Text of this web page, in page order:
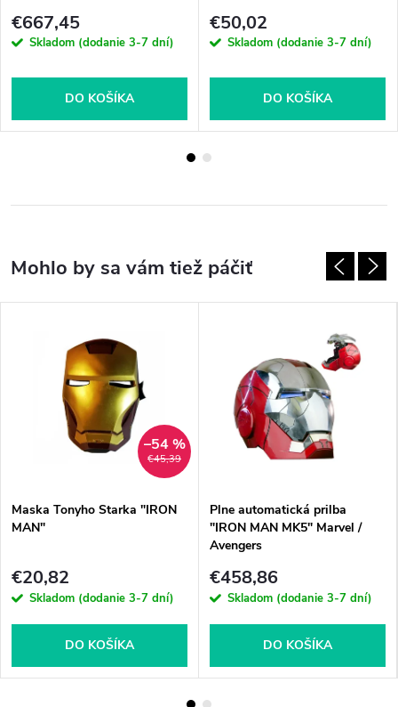
€667,45
Skladom (dodanie 3-7 dní)
DO KOŠÍKA
€50,02
Skladom (dodanie 3-7 dní)
DO KOŠÍKA
€45,39
–54 %
Maska Tonyho Starka "IRON
MAN"
€20,82
Skladom (dodanie 3-7 dní)
DO KOŠÍKA
Plne automatická prilba
"IRON MAN MK5" Marvel /
Avengers
€458,86
Skladom (dodanie 3-7 dní)
DO KOŠÍKA